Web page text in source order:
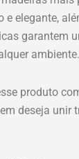
e elegante,
garantem
ambiente.
produto
deseja